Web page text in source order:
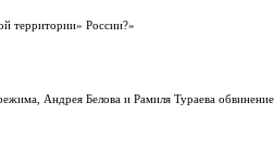
территории» России?»
Андрея Белова и Рамиля Тураева